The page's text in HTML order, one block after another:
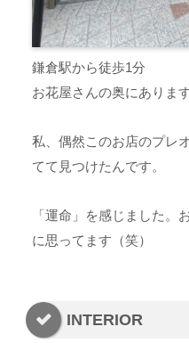
鎌倉駅から徒歩1分
お花屋さんの奥にあります
私、偶然このお店のプレ
てて見つけたんです。
「運命」を感じました。
に思ってます（笑）
INTERIOR